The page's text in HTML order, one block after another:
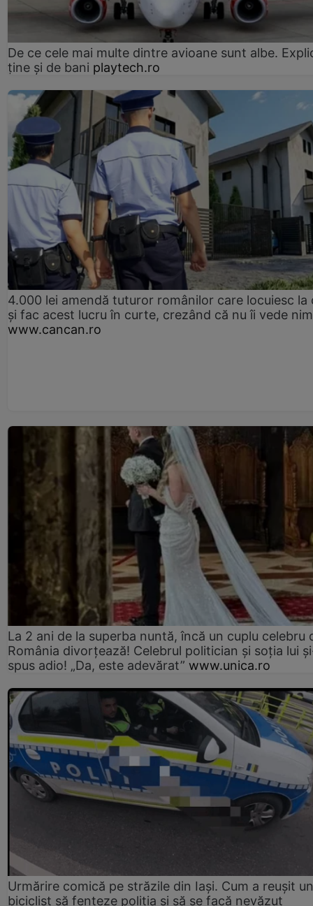
De ce cele mai multe dintre avioane sunt albe.
ține și de bani playtech.ro
4.000 lei amendă tuturor românilor care locuiesc la
și fac acest lucru în curte, crezând că nu îi vede
www.cancan.ro
La 2 ani de la superba nuntă, încă un cuplu celebru
România divorțează! Celebrul politician și soția lui
spus adio! „Da, este adevărat” www.unica.ro
Urmărire comică pe străzile din Iași. Cum a reușit un
biciclist să fenteze poliția și să se facă nevăzut